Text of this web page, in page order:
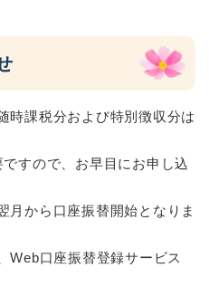
時課税分および特別徴収分は
すので、お早目にお申し込
月から口座振替開始となりま
Web口座振替登録サービス